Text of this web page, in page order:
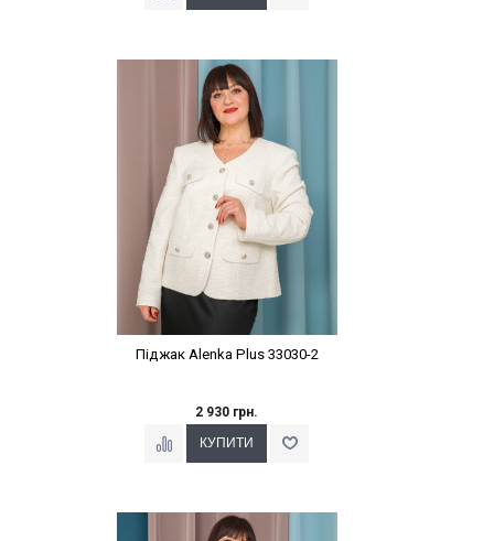
Наклейки Варіант з %
Піджак Alenka Plus 33030-2
2 930 грн.
Наклейки Варіант з %